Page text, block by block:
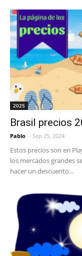
2025
Brasil precios
Pablo - Sep 25, 2024
Estos precios son en
los mercados grandes
hacer un descuento...